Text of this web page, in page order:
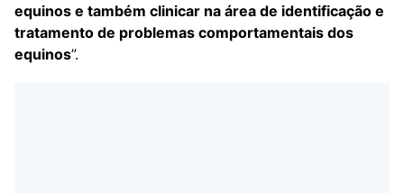
equinos e também clinicar na área de identificação e
tratamento de problemas comportamentais dos
equinos”.